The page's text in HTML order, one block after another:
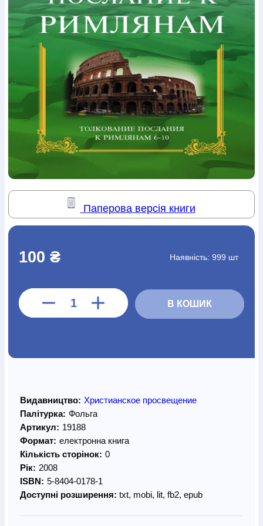
Богослов`яШлюб і сім`яЮдаїзм
Супутні товари
Періодика
Аудіо Ручки кульковіВідеоГалантерея
Закладки для книг
Футболки
Біжутерія
Щоденники / щотижневикиВироби з дерева
Вироби з кераміки і глиниВироби з сріблаКартини
Навчальні мапиШкіряні виробиМагнітиМеталеві
вироби
Міні-лампиНаклейкиНастільні ігриПакети
подарункові ПлакатиПластмасові виробиХустки
Подарункові картки
Розвиваючі ігриРепринти
ЗошитиФотокартиниЧохли на БибліїГоловні убори
КалендаріКанцелярскі товариКомп`ютерні ігри
Листівки
Пазли
Книга в комплекті
За додатковою інформацією дзвоніть за номером:
(097) 880-6379
Ми у Facebook
Паперова версія книги
100 ₴ Наявність: 999 шт
В КОШИК
Видавництво: Христианское просвещение
Палітурка: Фольга
Артикул: 19188
Формат: електронна книга
Кількість сторінок: 0
Рік: 2008
ISBN: 5-8404-0178-1
Доступні розширення: txt, mobi, lit, fb2, epub